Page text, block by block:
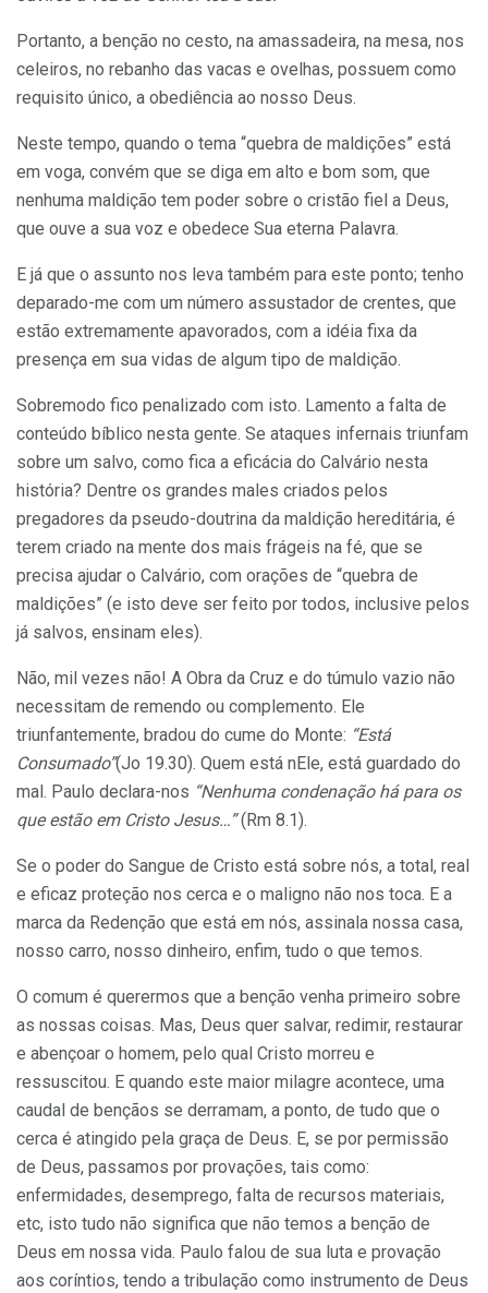
Portanto, a benção no cesto, na amassadeira, na mesa, nos
celeiros, no rebanho das vacas e ovelhas, possuem como
requisito único, a obediência ao nosso Deus.
Neste tempo, quando o tema “quebra de maldições” está
em voga, convém que se diga em alto e bom som, que
nenhuma maldição tem poder sobre o cristão fiel a Deus,
que ouve a sua voz e obedece Sua eterna Palavra.
E já que o assunto nos leva também para este ponto; tenho
deparado-me com um número assustador de crentes, que
estão extremamente apavorados, com a idéia fixa da
presença em sua vidas de algum tipo de maldição.
Sobremodo fico penalizado com isto. Lamento a falta de
conteúdo bíblico nesta gente. Se ataques infernais triunfam
sobre um salvo, como fica a eficácia do Calvário nesta
história? Dentre os grandes males criados pelos
pregadores da pseudo-doutrina da maldição hereditária, é
terem criado na mente dos mais frágeis na fé, que se
precisa ajudar o Calvário, com orações de “quebra de
maldições” (e isto deve ser feito por todos, inclusive pelos
já salvos, ensinam eles).
Não, mil vezes não! A Obra da Cruz e do túmulo vazio não
necessitam de remendo ou complemento. Ele
triunfantemente, bradou do cume do Monte: “Está
Consumado”(Jo 19.30). Quem está nEle, está guardado do
mal. Paulo declara-nos “Nenhuma condenação há para os
que estão em Cristo Jesus…”(Rm 8.1).
Se o poder do Sangue de Cristo está sobre nós, a total, real
e eficaz proteção nos cerca e o maligno não nos toca. E a
marca da Redenção que está em nós, assinala nossa casa,
nosso carro, nosso dinheiro, enfim, tudo o que temos.
O comum é querermos que a benção venha primeiro sobre
as nossas coisas. Mas, Deus quer salvar, redimir, restaurar
e abençoar o homem, pelo qual Cristo morreu e
ressuscitou. E quando este maior milagre acontece, uma
caudal de bençãos se derramam, a ponto, de tudo que o
cerca é atingido pela graça de Deus. E, se por permissão
de Deus, passamos por provações, tais como:
enfermidades, desemprego, falta de recursos materiais,
etc, isto tudo não significa que não temos a benção de
Deus em nossa vida. Paulo falou de sua luta e provação
aos coríntios, tendo a tribulação como instrumento de Deus